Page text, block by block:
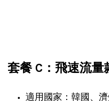
套餐 C：飛速流
適用國家：韓國、